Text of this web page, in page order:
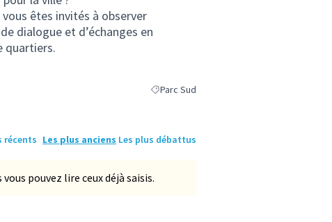
êtes invités à observer
dialogue et d’échanges en
quartiers.
Filtrer les résultats pour le secteur : Parc Sud
Parc Sud
récents Les plus anciens Les plus débattus
pouvez lire ceux déjà saisis.